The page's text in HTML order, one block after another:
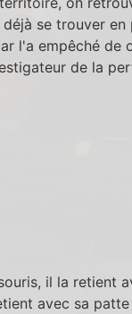
se trouver en
l'a empêché de
de la
il la retient
avec sa